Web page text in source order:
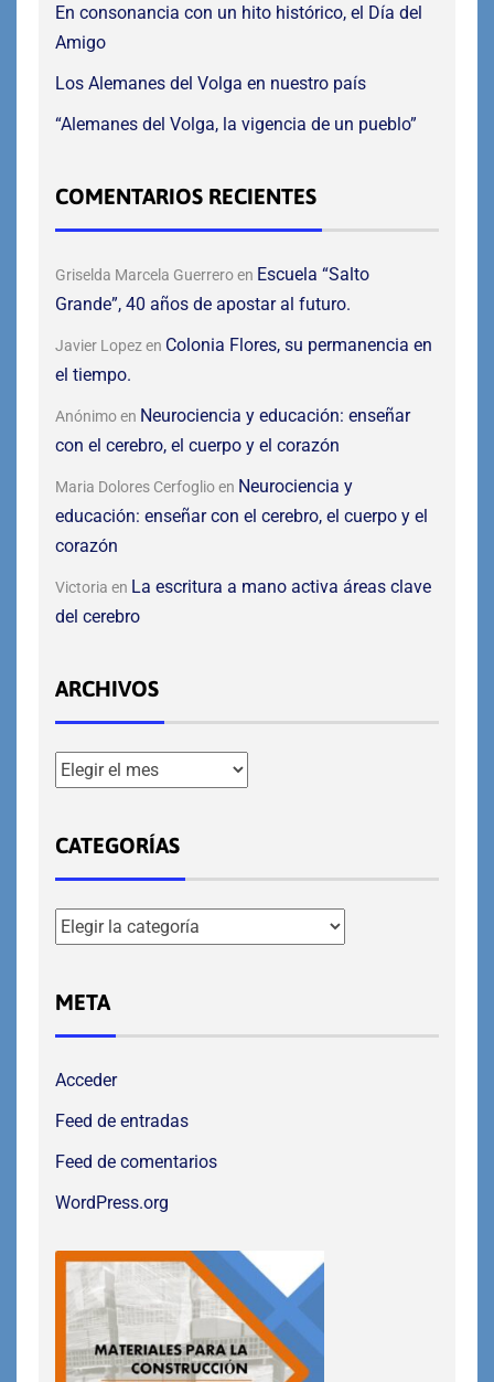
En consonancia con un hito histórico, el Día del
Amigo
Los Alemanes del Volga en nuestro país
“Alemanes del Volga, la vigencia de un pueblo”
COMENTARIOS RECIENTES
Griselda Marcela Guerreroen Escuela “Salto
Grande”, 40 años de apostar al futuro.
Javier Lopezen Colonia Flores, su permanencia en
el tiempo.
Anónimoen Neurociencia y educación: enseñar
con el cerebro, el cuerpo y el corazón
Maria Dolores Cerfoglioen Neurociencia y
educación: enseñar con el cerebro, el cuerpo y el
corazón
Victoria en La escritura a mano activa áreas clave
del cerebro
ARCHIVOS
CATEGORÍAS
META
Acceder
Feed de entradas
Feed de comentarios
WordPress.org